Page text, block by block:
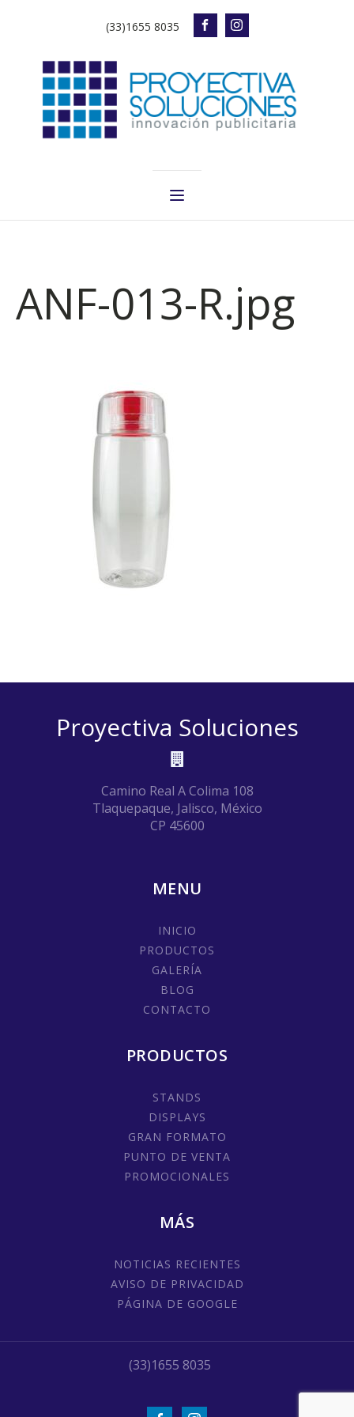
(33)1655 8035
ANF-013-R.jpg
Proyectiva Soluciones
Camino Real A Colima 108
Tlaquepaque, Jalisco, México
CP 45600
MENU
INICIO
PRODUCTOS
GALERÍA
BLOG
CONTACTO
PRODUCTOS
STANDS
DISPLAYS
GRAN FORMATO
PUNTO DE VENTA
PROMOCIONALES
MÁS
NOTICIAS RECIENTES
AVISO DE PRIVACIDAD
PÁGINA DE GOOGLE
(33)1655 8035